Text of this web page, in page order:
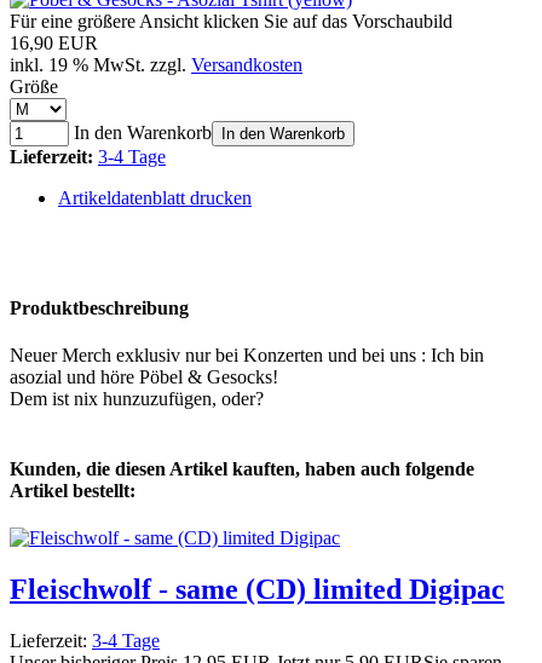
Für eine größere Ansicht klicken Sie auf das Vorschaubild
16,90 EUR
inkl. 19 % MwSt. zzgl. Versandkosten
Größe
In den Warenkorb In den Warenkorb
Lieferzeit: 3-4 Tage
Artikeldatenblatt drucken
Produktbeschreibung
Neuer Merch exklusiv nur bei Konzerten und bei uns : Ich bin
asozial und höre Pöbel & Gesocks!
Dem ist nix hunzuzufügen, oder?
Kunden, die diesen Artikel kauften, haben auch folgende
Artikel bestellt:
Fleischwolf - same (CD) limited Digipac
Lieferzeit: 3-4 Tage